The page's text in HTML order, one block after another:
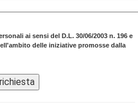
ai sensi del D.L. 30/06/2003 n. 196 e
delle iniziative promosse dalla